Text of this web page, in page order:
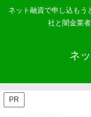
ネット融資で申し込もう
社と闇金業
ネ
PR